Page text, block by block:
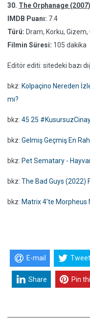
30. The Orphanage (2007)
IMDB Puanı: 7.4
Türü: Dram, Korku, Gizem,
Filmin Süresi: 105 dakika
Editör editi: sitedeki bazı
bkz: Kolpaçino Nereden
mı?
bkz: 45 25
bkz: Gelmiş Geçmiş En
bkz: Pet Sematary -
bkz: The Bad Guys (2022)
bkz: Matrix 4'te Morpheus
E-mail Tweet
Share Pin